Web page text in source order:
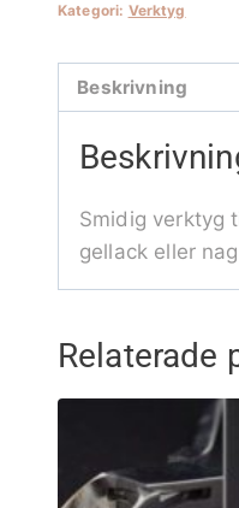
Kategori: Verktyg
Beskrivning
Smidig verktyg
gellack eller
Relaterade